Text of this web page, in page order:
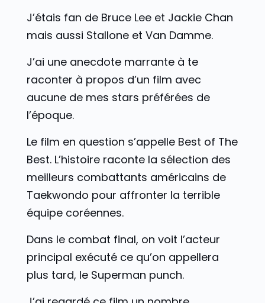
J’étais fan de Bruce Lee et Jackie Chan
mais aussi Stallone et Van Damme.
J’ai une anecdote marrante à te
raconter à propos d’un film avec
aucune de mes stars préférées de
l’époque.
Le film en question s’appelle Best of The
Best. L’histoire raconte la sélection des
meilleurs combattants américains de
Taekwondo pour affronter la terrible
équipe coréennes.
Dans le combat final, on voit l’acteur
principal exécuté ce qu’on appellera
plus tard, le Superman punch.